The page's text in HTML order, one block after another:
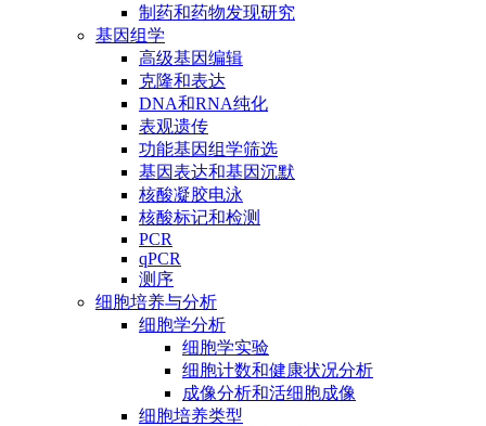
制药和药物发现研究
基因组学
高级基因编辑
克隆和表达
DNA和RNA纯化
表观遗传
功能基因组学筛选
基因表达和基因沉默
核酸凝胶电泳
核酸标记和检测
PCR
qPCR
测序
细胞培养与分析
细胞学分析
细胞学实验
细胞计数和健康状况分析
成像分析和活细胞成像
细胞培养类型